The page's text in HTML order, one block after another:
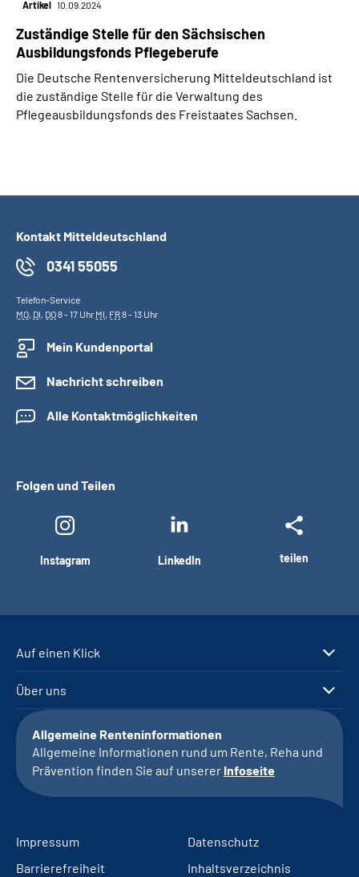
Artikel 10.09.2024
Zuständige Stelle für den Sächsischen
Ausbildungsfonds Pflegeberufe
Die Deutsche Rentenversicherung Mitteldeutschland ist
die zuständige Stelle für die Verwaltung des
Pflegeausbildungsfonds des Freistaates Sachsen.
Kontakt Mitteldeutschland
0341 55055
Telefon-Service
MO, DI, DO8 - 17 Uhr MI, FR8 - 13 Uhr
Mein Kundenportal
Nachricht schreiben
Alle Kontaktmöglichkeiten
Folgen und Teilen
Instagram LinkedIn teilen
Auf einen Klick
Über uns
Allgemeine Renteninformationen
Allgemeine Informationen rund um Rente, Reha und
Prävention finden Sie auf unserer Infoseite
Impressum
Datenschutz
Barrierefreiheit
Inhaltsverzeichnis